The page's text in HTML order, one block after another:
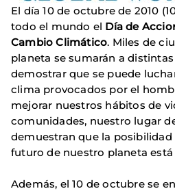
El día 10 de octubre de 2010
todo el mundo el Día de
Cambio Climático. Miles de
planeta se sumarán a
demostrar que se puede
clima provocados por el
mejorar nuestros hábitos de
comunidades, nuestro lugar
demuestran que la
futuro de nuestro planeta
Además, el 10 de octubre se